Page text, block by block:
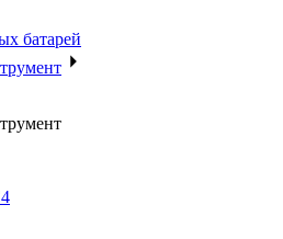
батарей